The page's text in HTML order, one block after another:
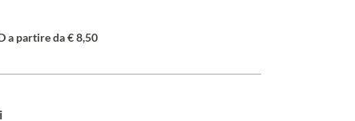
a partire da € 8,50